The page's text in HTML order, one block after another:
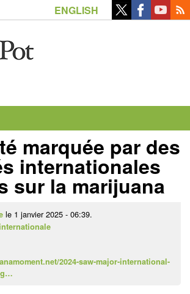
ENGLISH
marquée par des
internationales
sur la marijuana
le 1 janvier 2025 - 06:39.
2024-saw-major-international-
g…